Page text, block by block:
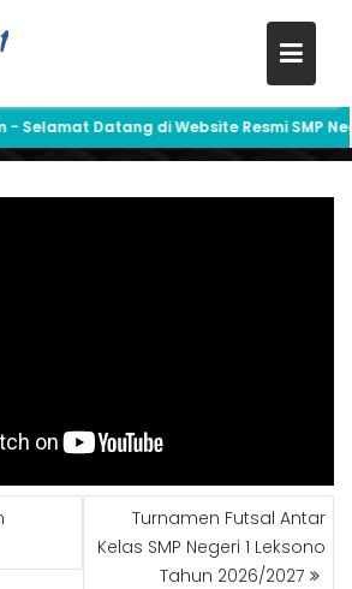
Selamat Datang di Website Resmi SMP
PESERTA DIDIK SMP
TAHUN
Turnamen Futsal Antar
Kelas SMP Negeri 1 Leksono
Tahun 2026/2027